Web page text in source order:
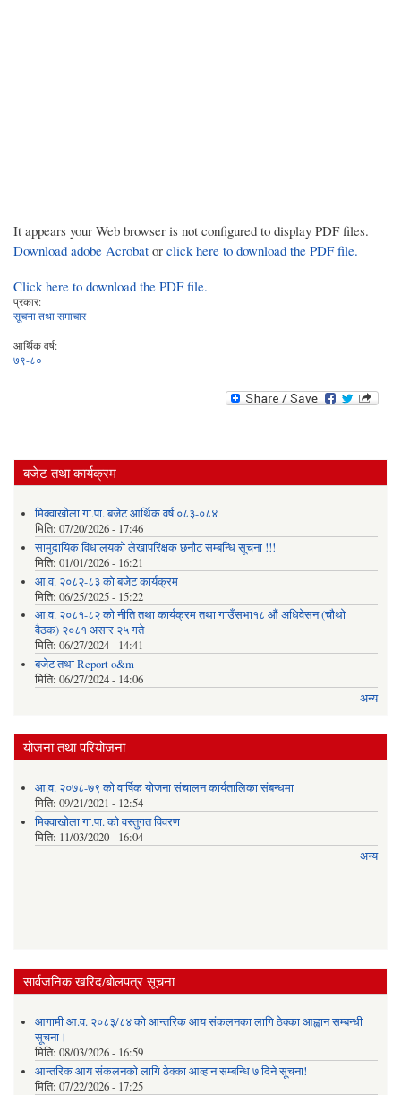
It appears your Web browser is not configured to display PDF files.
Download adobe Acrobat or click here to download the PDF file.
Click here to download the PDF file.
प्रकार:
सूचना तथा समाचार
आर्थिक वर्ष:
७९-८०
बजेट तथा कार्यक्रम
मिक्वाखोला गा.पा. बजेट आर्थिक वर्ष ०८३-०८४
मिति: 07/20/2026 - 17:46
सामुदायिक विधालयको लेखापरिक्षक छनौट सम्बन्धि सूचना !!!
मिति: 01/01/2026 - 16:21
आ.व. २०८२-८३ को बजेट कार्यक्रम
मिति: 06/25/2025 - 15:22
आ.व. २०८१-८२ को नीति तथा कार्यक्रम तथा गाउँसभा१८ औं अधिवेसन (चौथो
वैठक) २०८१ असार २५ गते
मिति: 06/27/2024 - 14:41
बजेट तथा Report o&m
मिति: 06/27/2024 - 14:06
अन्य
योजना तथा परियोजना
आ.व. २०७८-७९ को वार्षिक योजना संचालन कार्यतालिका संबन्धमा
मिति: 09/21/2021 - 12:54
मिक्वाखोला गा.पा. को वस्तुगत विवरण
मिति: 11/03/2020 - 16:04
अन्य
सार्वजनिक खरिद/बोलपत्र सूचना
आगामी आ.व. २०८३/८४ को आन्तरिक आय संकलनका लागि ठेक्का आह्वान सम्बन्धी
सूचना।
मिति: 08/03/2026 - 16:59
आन्तरिक आय संकलनको लागि ठेक्‍का आव्हान सम्बन्धि ७ दिने सूचना!
मिति: 07/22/2026 - 17:25